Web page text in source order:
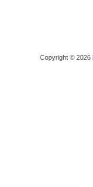
Copyright © 2026